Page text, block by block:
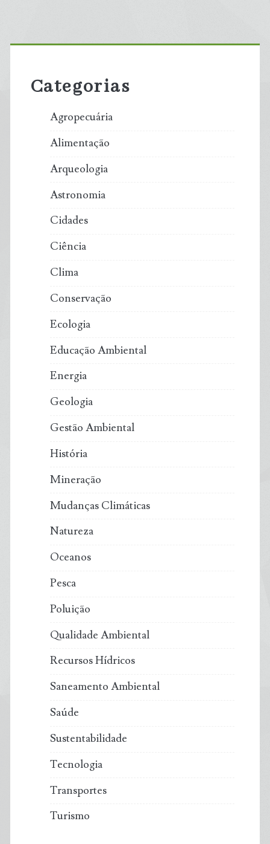
Por
800
Km
Até
Gizé
Primary
Categorias
Agropecuária
Alimentação
Arqueologia
Astronomia
Cidades
Ciência
Clima
Conservação
Ecologia
Educação Ambiental
Energia
Geologia
Gestão Ambiental
História
Mineração
Mudanças Climáticas
Natureza
Oceanos
Pesca
Poluição
Qualidade Ambiental
Recursos Hídricos
Saneamento Ambiental
Saúde
Sustentabilidade
Tecnologia
Transportes
Turismo